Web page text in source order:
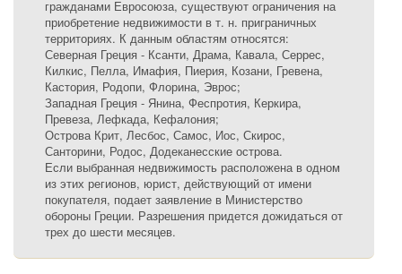
гражданами Евросоюза, существуют ограничения на
приобретение недвижимости в т. н. приграничных
территориях. К данным областям относятся:
Северная Греция - Ксанти, Драма, Кавала, Серрес,
Килкис, Пелла, Имафия, Пиерия, Козани, Гревена,
Кастория, Родопи, Флорина, Эврос;
Западная Греция - Янина, Феспротия, Керкира,
Превеза, Лефкада, Кефалония;
Острова Крит, Лесбос, Самос, Иос, Скирос,
Санторини, Родос, Додеканесские острова.
Если выбранная недвижимость расположена в одном
из этих регионов, юрист, действующий от имени
покупателя, подает заявление в Министерство
обороны Греции. Разрешения придется дожидаться от
трех до шести месяцев.